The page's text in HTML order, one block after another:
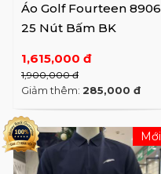
Áo Golf Fourteen 8906
25 Nút Bấm BK
1,615,000 đ
1,900,000 đ
Giảm thêm: 285,000 đ
Mới